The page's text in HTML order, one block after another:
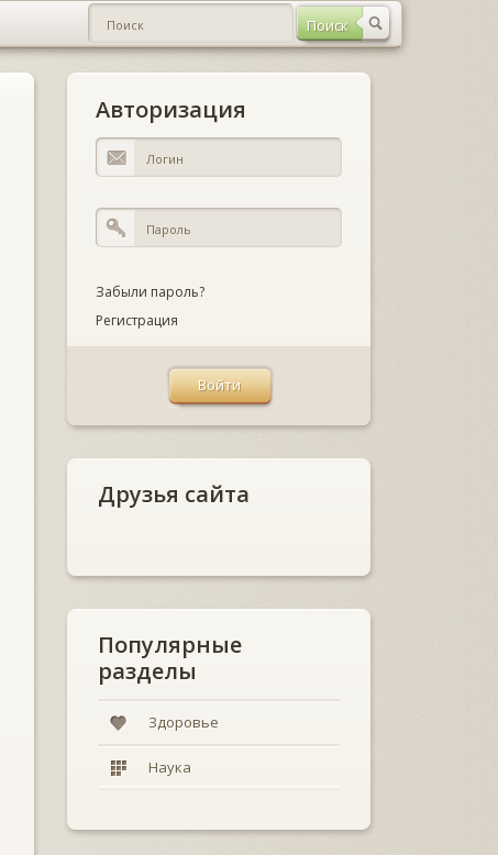
Авторизация
Забыли пароль?
Регистрация
Друзья сайта
Популярные
разделы
Здоровье
Наука